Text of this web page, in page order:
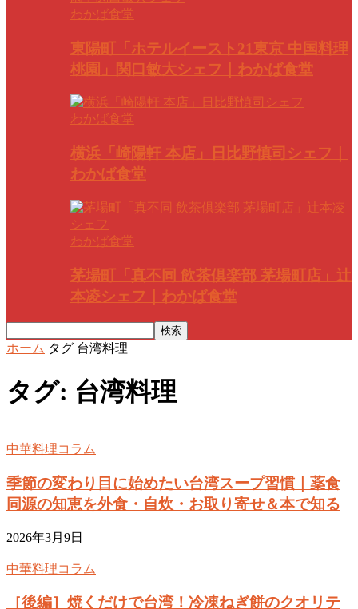
わかば食堂
東陽町「ホテルイースト21東京 中国料理
桃園」関口敏大シェフ｜わかば食堂
わかば食堂
横浜「崎陽軒 本店」日比野慎司シェフ｜
わかば食堂
わかば食堂
茅場町「真不同 飲茶倶楽部 茅場町店」辻
本凌シェフ｜わかば食堂
ホーム タグ 台湾料理
タグ: 台湾料理
中華料理コラム
季節の変わり目に始めたい台湾スープ習慣｜薬食
同源の知恵を外食・自炊・お取り寄せ＆本で知る
2026年3月9日
中華料理コラム
［後編］焼くだけで台湾！冷凍ねぎ餅のクオリテ